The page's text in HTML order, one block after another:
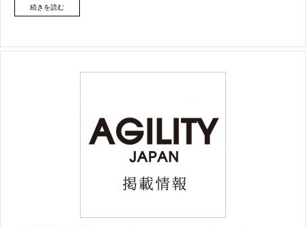
続きを読む